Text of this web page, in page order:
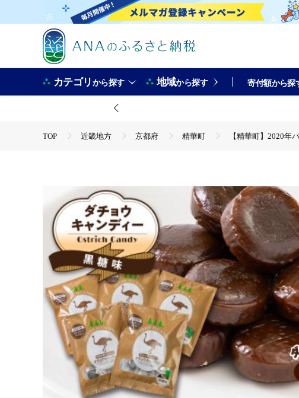
カテゴリから探す 地域から探す 寄付額から探
TOP 近畿地方 京都府 精華町 【精華町】2020